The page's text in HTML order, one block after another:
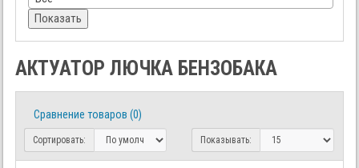
Показать
АКТУАТОР ЛЮЧКА БЕНЗОБАКА
Сравнение товаров (0)
Сортировать: Показывать: